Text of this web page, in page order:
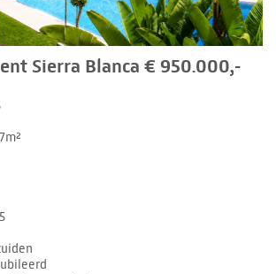
Sierra Blanca € 950.000,-